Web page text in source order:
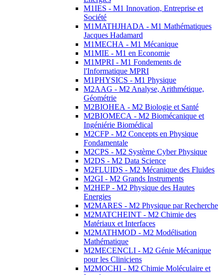
M1IES - M1 Innovation, Entreprise et
Société
M1MATHJHADA - M1 Mathématiques
Jacques Hadamard
M1MECHA - M1 Mécanique
M1MIE - M1 en Economie
M1MPRI - M1 Fondements de
l'Informatique MPRI
M1PHYSICS - M1 Physique
M2AAG - M2 Analyse, Arithmétique,
Géométrie
M2BIOHEA - M2 Biologie et Santé
M2BIOMECA - M2 Biomécanique et
Ingéniérie Biomédical
M2CFP - M2 Concepts en Physique
Fondamentale
M2CPS - M2 Système Cyber Physique
M2DS - M2 Data Science
M2FLUIDS - M2 Mécanique des Fluides
M2GI - M2 Grands Instruments
M2HEP - M2 Physique des Hautes
Energies
M2MARES - M2 Physique par Recherche
M2MATCHEINT - M2 Chimie des
Matériaux et Interfaces
M2MATHMOD - M2 Modélisation
Mathématique
M2MECENCLI - M2 Génie Mécanique
pour les Cliniciens
M2MOCHI - M2 Chimie Moléculaire et